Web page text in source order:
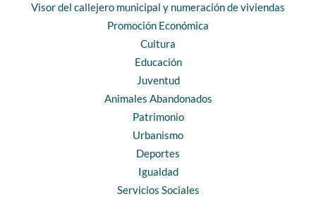
Visor del callejero municipal y numeración de viviendas
Promoción Económica
Cultura
Educación
Juventud
Animales Abandonados
Patrimonio
Urbanismo
Deportes
Igualdad
Servicios Sociales